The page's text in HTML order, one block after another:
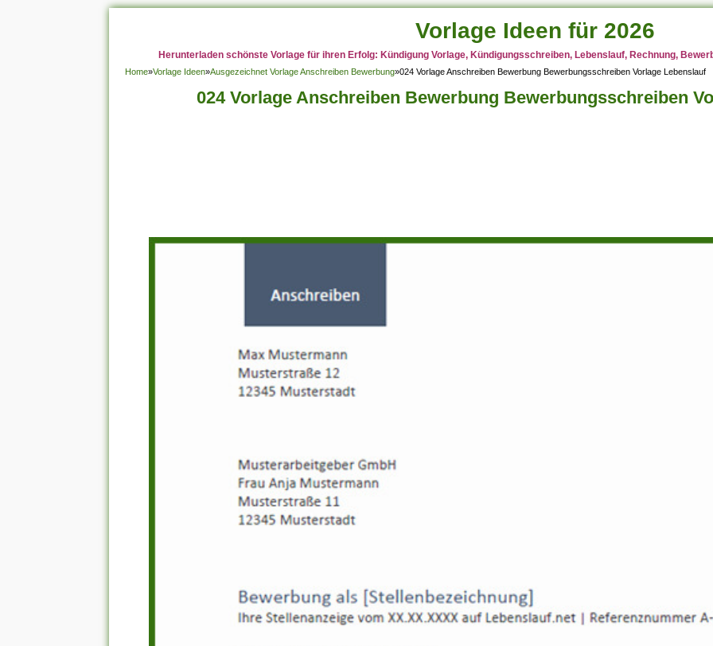
Vorlage Ideen für 2026
Herunterladen schönste Vorlage für ihren Erfolg: Kündigung Vorlage, Kündigungsschreiben, Lebenslauf, Rechnung,
Home»Vorlage Ideen»Ausgezeichnet Vorlage Anschreiben Bewerbung»024 Vorlage Anschreiben Bewerbung Bewerbungsschreiben Vorlage Lebenslauf
024 Vorlage Anschreiben Bewerbung Bewerbungsschreiben